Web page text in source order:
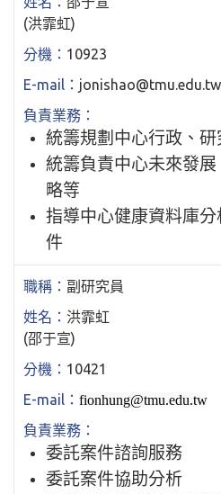
(洪霏虹)
10923
jonishao@tmu.edu.tw
統籌規劃中心行政、
統籌負責中心未來發
略等
指導中心健康資料庫
件
副研究員
洪霏虹
(邵于宣)
10421
fionhung@tmu.edu.tw
委託案件諮詢服務
委託案件協助分析